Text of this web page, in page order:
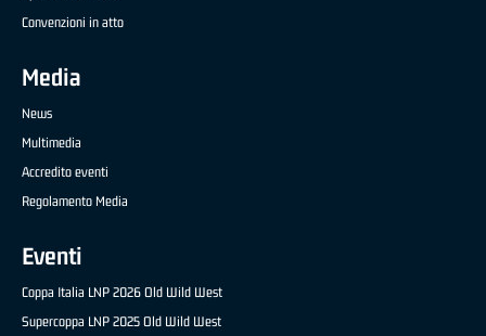
Convenzioni in atto
Media
News
Multimedia
Accredito eventi
Regolamento Media
Eventi
Coppa Italia LNP 2026 Old Wild West
Supercoppa LNP 2025 Old Wild West